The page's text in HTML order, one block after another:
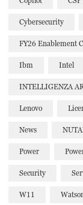
Cybersecurity
FY26 Enablement
Ibm Intel
INTELLIGENZA
Lenovo
News
Power
Security
W11